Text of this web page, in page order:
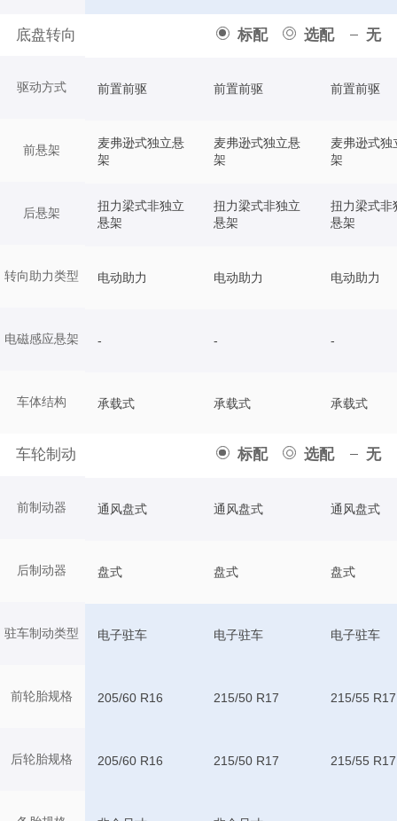
底盘转向 标配 选配 无
驱动方式
前悬架
后悬架
转向助力类型
电磁感应悬架
车体结构
车轮制动 标配 选配 无
前制动器
后制动器
驻车制动类型
前轮胎规格
后轮胎规格
前置前驱 前置前驱 前置前驱
麦弗逊式独立悬
架
麦弗逊式独立悬
架
麦弗逊式独
架
扭力梁式非独立
悬架
扭力梁式非独立
悬架
扭力梁式非
悬架
电动助力 电动助力 电动助力
- - -
承载式 承载式 承载式
通风盘式 通风盘式 通风盘式
盘式 盘式 盘式
电子驻车 电子驻车 电子驻车
205/60 R16 215/50 R17 215/55 R17
205/60 R16 215/50 R17 215/55 R17